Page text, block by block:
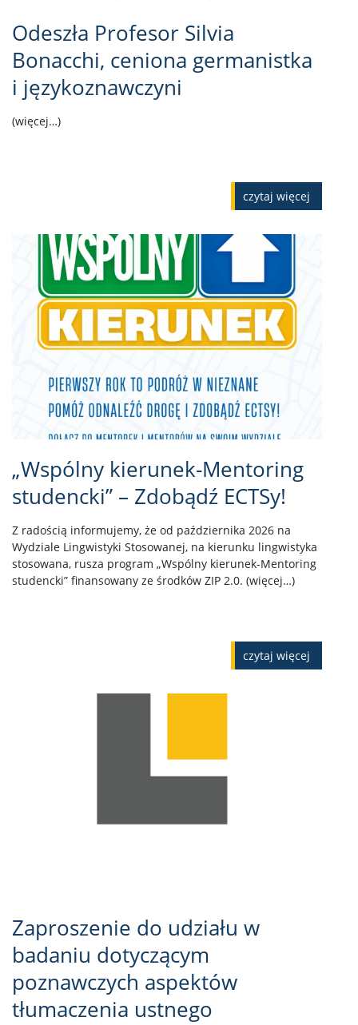
Odeszła Profesor Silvia
Bonacchi, ceniona germanistka
i językoznawczyni
(więcej…)
czytaj więcej
„Wspólny kierunek-Mentoring
studencki” – Zdobądź ECTSy!
Z radością informujemy, że od października 2026 na
Wydziale Lingwistyki Stosowanej, na kierunku lingwistyka
stosowana, rusza program „Wspólny kierunek-Mentoring
studencki” finansowany ze środków ZIP 2.0. (więcej…)
czytaj więcej
Zaproszenie do udziału w
badaniu dotyczącym
poznawczych aspektów
tłumaczenia ustnego